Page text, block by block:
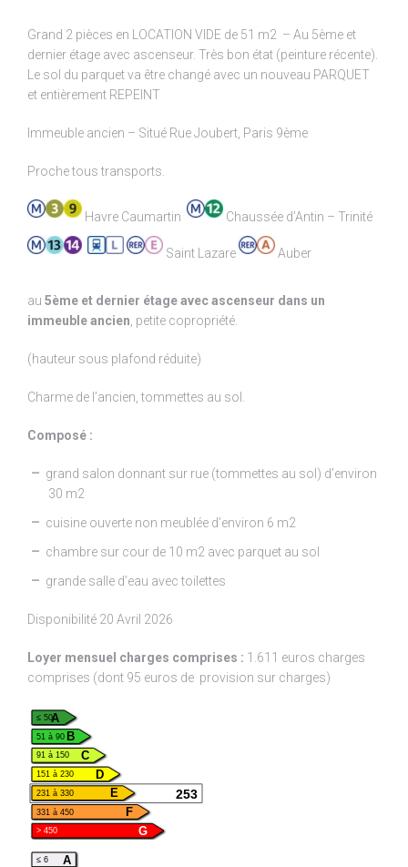
Grand 2 pièces en LOCATION VIDE de 51 m2 – Au 5ème et
dernier étage avec ascenseur. Très bon état (peinture récente).
Le sol du parquet va être changé avec un nouveau PARQUET
et entièrement REPEINT
Immeuble ancien – Situé Rue Joubert, Paris 9ème
Proche tous transports.
Havre Caumartin Chaussée d’Antin – Trinité
Saint Lazare Auber
au 5ème et dernier étage avec ascenseur dans un
immeuble ancien , petite copropriété.
(hauteur sous plafond réduite)
Charme de l’ancien, tommettes au sol.
Composé :
grand salon donnant sur rue (tommettes au sol) d’environ
30 m2
cuisine ouverte non meublée d’environ 6 m2
chambre sur cour de 10 m2 avec parquet au sol
grande salle d’eau avec toilettes
Disponibilité 20 Avril 2026
Loyer mensuel charges comprises : 1.611 euros charges
comprises (dont 95 euros de provision sur charges)
A
≤ 50
B
51 à 90
C
91 à 150
D
151 à 230
253
E
231 à 330
F
331 à 450
G
> 450
A
≤ 6